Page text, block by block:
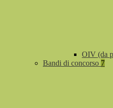
OIV (da
Bandi di concorso 7